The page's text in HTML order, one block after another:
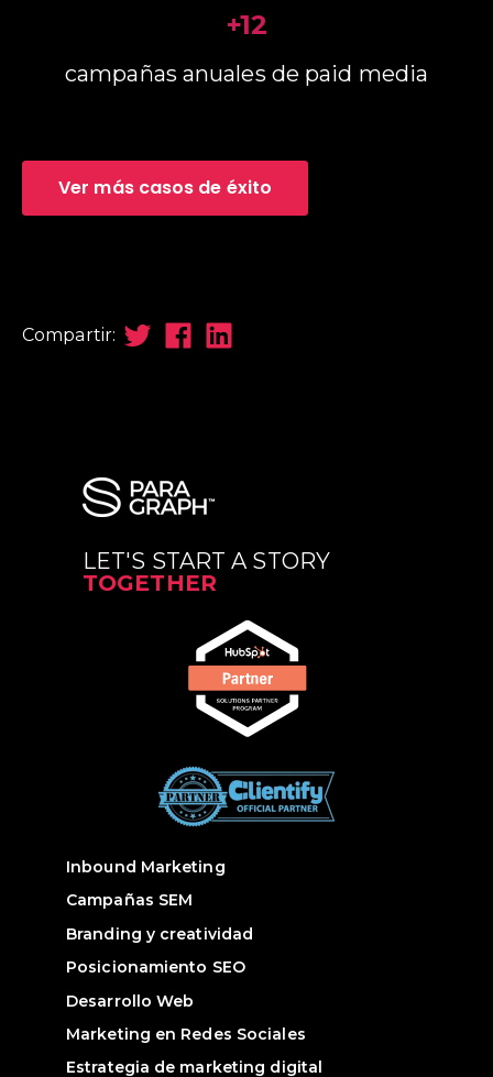
+12
campañas anuales de paid media
Ver más casos de éxito
Compartir:
LET'S START A STORY
TOGETHER
Inbound Marketing
Campañas SEM
Branding y creatividad
Posicionamiento SEO
Desarrollo Web
Marketing en Redes Sociales
Estrategia de marketing digital